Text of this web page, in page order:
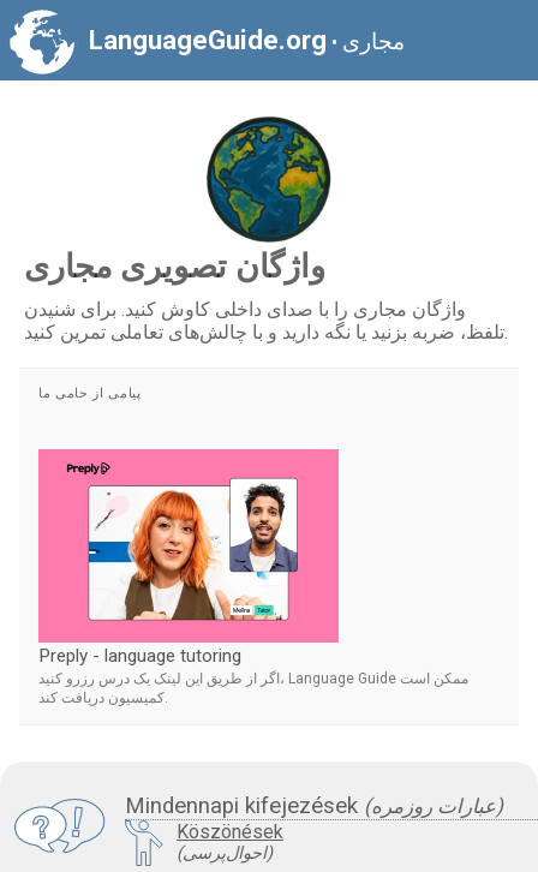
LanguageGuide.org • مجاری
واژگان تصویری مجاری
واژگان مجاری را با صدای داخلی کاوش کنید. برای شنیدن
تلفظ، ضربه بزنید یا نگه دارید و با چالش‌های تعاملی تمرین کنید.
Mindennapi kifejezések (عبارات روزمره)
Köszönések
(احوال‌پرسی)
پیامی از حامی ما
Preply - language tutoring
اگر از طریق این لینک یک درس رزرو کنید، Language Guide ممکن است